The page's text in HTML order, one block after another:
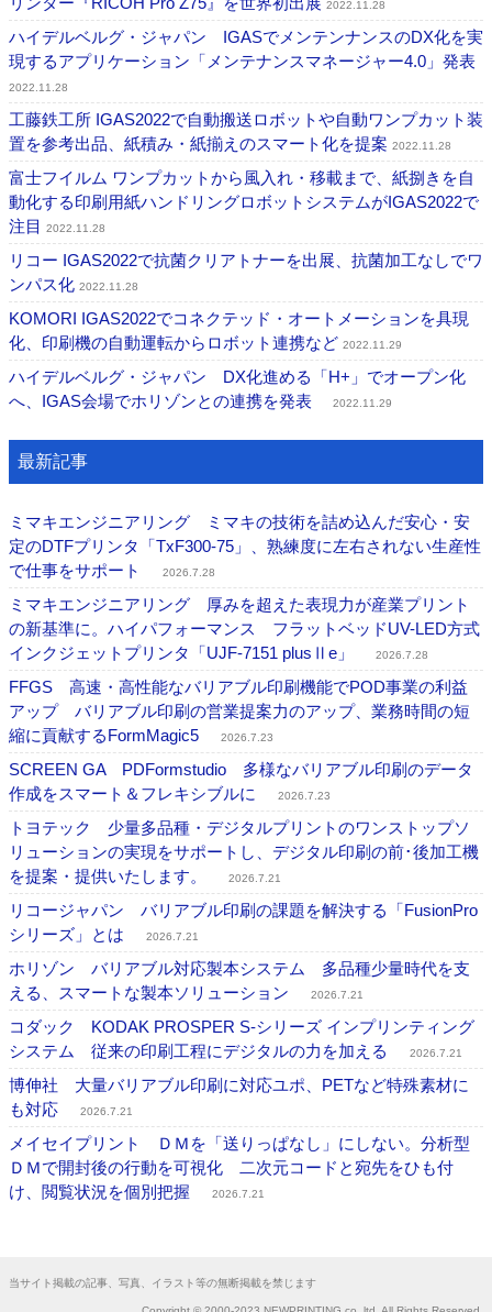
2022.11.28
ハイデルベルグ・ジャパン IGASでメンテンナンスのDX化を実
現するアプリケーション「メンテナンスマネージャー4.0」発表
2022.11.28
工藤鉄工所 IGAS2022で自動搬送ロボットや自動ワンプカット装
置を参考出品、紙積み・紙揃えのスマート化を提案 2022.11.28
富士フイルム ワンプカットから風入れ・移載まで、紙捌きを自
動化する印刷用紙ハンドリングロボットシステムがIGAS2022で
注目
2022.11.28
リコー IGAS2022で抗菌クリアトナーを出展、抗菌加工なしでワ
ンパス化 2022.11.28
KOMORI IGAS2022でコネクテッド・オートメーションを具現
化、印刷機の自動運転からロボット連携など 2022.11.29
ハイデルベルグ・ジャパン DX化進める「H+」でオープン化
へ、IGAS会場でホリゾンとの連携を発表
2022.11.29
最新記事
ミマキエンジニアリング ミマキの技術を詰め込んだ安心・安
定のDTFプリンタ「TxF300-75」、熟練度に左右されない生産性
で仕事をサポート
2026.7.28
ミマキエンジニアリング 厚みを超えた表現力が産業プリント
の新基準に。ハイパフォーマンス フラットベッドUV-LED方式
インクジェットプリンタ「UJF-7151 plusⅡe」
2026.7.28
FFGS 高速・高性能なバリアブル印刷機能でPOD事業の利益
アップ バリアブル印刷の営業提案力のアップ、業務時間の短
縮に貢献するFormMagic5
2026.7.23
SCREEN GA PDFormstudio 多様なバリアブル印刷のデータ
作成をスマート＆フレキシブルに
2026.7.23
トヨテック 少量多品種・デジタルプリントのワンストップソ
リューションの実現をサポートし、デジタル印刷の前･後加工機
を提案・提供いたします。
2026.7.21
リコージャパン バリアブル印刷の課題を解決する「FusionPro
シリーズ」とは
2026.7.21
ホリゾン バリアブル対応製本システム 多品種少量時代を支
える、スマートな製本ソリューション
2026.7.21
コダック KODAK PROSPER S-シリーズ インプリンティング
システム 従来の印刷工程にデジタルの力を加える
2026.7.21
博伸社 大量バリアブル印刷に対応ユポ、PETなど特殊素材に
も対応
2026.7.21
メイセイプリント ＤＭを「送りっぱなし」にしない。分析型
ＤＭで開封後の行動を可視化 二次元コードと宛先をひも付
け、閲覧状況を個別把握
2026.7.21
当サイト掲載の記事、写真、イラスト等の無断掲載を禁じます